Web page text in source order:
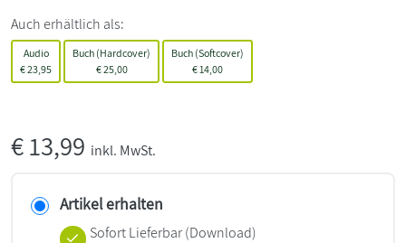
Auch erhältlich als:
Audio
€23,95
Buch (Hardcover)
€25,00
Buch (Softcover)
€ 14,00
€13,99 inkl. MwSt.
Artikel erhalten
Sofort Lieferbar (Download)